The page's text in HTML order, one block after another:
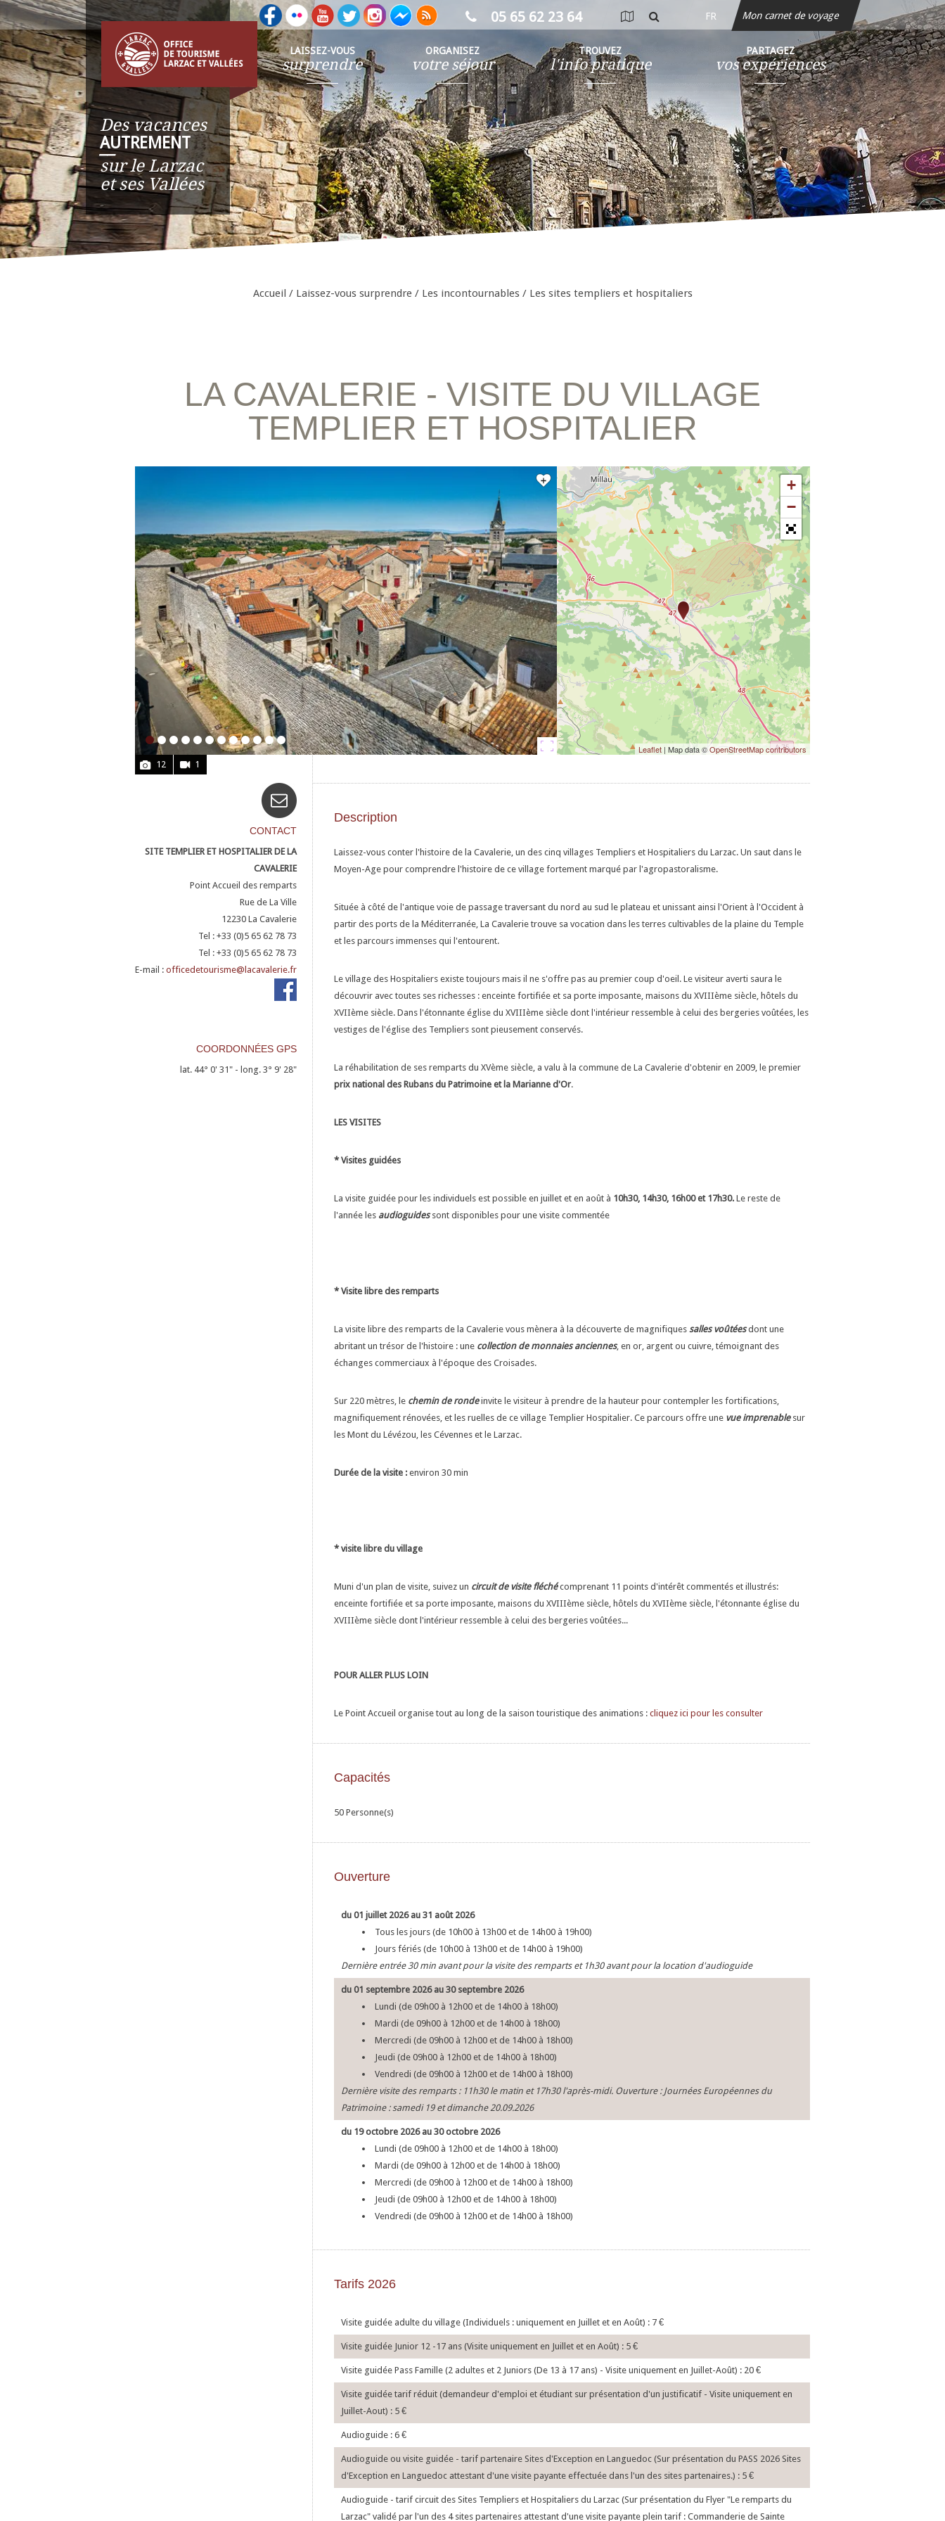
Des vacances
AUTREMENT
__
sur le Larzac
et ses Vallées
LAISSEZ-VOUS
surprendre
ORGANISEZ
votre séjour
TROUVEZ
l'info pratique
PARTAGEZ
vos expériences
05 65 62 23 64
carte
interactive
rechercher
FR Mon carnet de voyage
Accueil / Laissez-vous surprendre/ Les incontournables/ Les sites templiers et hospitaliers
LA CAVALERIE - VISITE DU VILLAGE
TEMPLIER ET HOSPITALIER
12 1
+
−
Leaflet | Map data ©OpenStreetMap contributors
CONTACT
SITE TEMPLIER ET HOSPITALIER DE LA
CAVALERIE
Point Accueil des remparts
Rue de La Ville
12230 La Cavalerie
Tel : +33 (0)5 65 62 78 73
Tel : +33 (0)5 65 62 78 73
E-mail : officedetourisme@lacavalerie.fr
remparts-
100092015298189/
COORDONNÉES GPS
lat. 44° 0' 31" - long. 3° 9' 28"
Description
Laissez-vous conter l'histoire de la Cavalerie, un des cinq villages Templiers et Hospitaliers du Larzac. Un saut dans le
Moyen-Age pour comprendre l'histoire de ce village fortement marqué par l'agropastoralisme.
Située à côté de l'antique voie de passage traversant du nord au sud le plateau et unissant ainsi l'Orient à l'Occident à
partir des ports de la Méditerranée, La Cavalerie trouve sa vocation dans les terres cultivables de la plaine du Temple
et les parcours immenses qui l'entourent.
Le village des Hospitaliers existe toujours mais il ne s'offre pas au premier coup d'oeil. Le visiteur averti saura le
découvrir avec toutes ses richesses : enceinte fortifiée et sa porte imposante, maisons du XVIIIème siècle, hôtels du
XVIIème siècle. Dans l'étonnante église du XVIIIème siècle dont l'intérieur ressemble à celui des bergeries voûtées, les
vestiges de l'église des Templiers sont pieusement conservés.
La réhabilitation de ses remparts du XVème siècle, a valu à la commune de La Cavalerie d'obtenir en 2009, le premier
prix national des Rubans du Patrimoine et la Marianne d'Or.
LES VISITES
* Visites guidées
La visite guidée pour les individuels est possible en juillet et en août à 10h30, 14h30, 16h00 et 17h30. Le reste de
l'année les audioguidessont disponibles pour une visite commentée
* Visite libre des remparts
La visite libre des remparts de la Cavalerie vous mènera à la découverte de magnifiques salles voûtéesdont une
abritant un trésor de l'histoire : une collection de monnaies anciennes, en or, argent ou cuivre, témoignant des
échanges commerciaux à l'époque des Croisades.
Sur 220 mètres, le chemin de rondeinvite le visiteur à prendre de la hauteur pour contempler les fortifications,
magnifiquement rénovées, et les ruelles de ce village Templier Hospitalier. Ce parcours offre une vue imprenablesur
les Mont du Lévézou, les Cévennes et le Larzac.
Durée de la visite : environ 30 min
* visite libre du village
Muni d'un plan de visite, suivez un circuit de visite fléchécomprenant 11 points d'intérêt commentés et illustrés:
enceinte fortifiée et sa porte imposante, maisons du XVIIIème siècle, hôtels du XVIIème siècle, l'étonnante église du
XVIIIème siècle dont l'intérieur ressemble à celui des bergeries voûtées...
POUR ALLER PLUS LOIN
Le Point Accueil organise tout au long de la saison touristique des animations : cliquez ici pour les consulter
Capacités
50 Personne(s)
Ouverture
du 01 juillet 2026 au 31 août 2026
Tous les jours (de 10h00 à 13h00 et de 14h00 à 19h00)
Jours fériés (de 10h00 à 13h00 et de 14h00 à 19h00)
Dernière entrée 30 min avant pour la visite des remparts et 1h30 avant pour la location d'audioguide
du 01 septembre 2026 au 30 septembre 2026
Lundi (de 09h00 à 12h00 et de 14h00 à 18h00)
Mardi (de 09h00 à 12h00 et de 14h00 à 18h00)
Mercredi (de 09h00 à 12h00 et de 14h00 à 18h00)
Jeudi (de 09h00 à 12h00 et de 14h00 à 18h00)
Vendredi (de 09h00 à 12h00 et de 14h00 à 18h00)
Dernière visite des remparts : 11h30 le matin et 17h30 l'après-midi. Ouverture : Journées Européennes du
Patrimoine : samedi 19 et dimanche 20.09.2026
du 19 octobre 2026 au 30 octobre 2026
Lundi (de 09h00 à 12h00 et de 14h00 à 18h00)
Mardi (de 09h00 à 12h00 et de 14h00 à 18h00)
Mercredi (de 09h00 à 12h00 et de 14h00 à 18h00)
Jeudi (de 09h00 à 12h00 et de 14h00 à 18h00)
Vendredi (de 09h00 à 12h00 et de 14h00 à 18h00)
Tarifs 2026
Visite guidée adulte du village (Individuels : uniquement en Juillet et en Août) : 7 €
Visite guidée Junior 12 -17 ans (Visite uniquement en Juillet et en Août) : 5 €
Visite guidée Pass Famille (2 adultes et 2 Juniors (De 13 à 17 ans) - Visite uniquement en Juillet-Août) : 20 €
Visite guidée tarif réduit (demandeur d'emploi et étudiant sur présentation d'un justificatif - Visite uniquement en
Juillet-Aout) : 5 €
Audioguide : 6 €
Audioguide ou visite guidée - tarif partenaire Sites d'Exception en Languedoc (Sur présentation du PASS 2026 Sites
d'Exception en Languedoc attestant d'une visite payante effectuée dans l'un des sites partenaires.) : 5 €
Audioguide - tarif circuit des Sites Templiers et Hospitaliers du Larzac (Sur présentation du Flyer "Le remparts du
Larzac" validé par l'un des 4 sites partenaires attestant d'une visite payante plein tarif : Commanderie de Sainte